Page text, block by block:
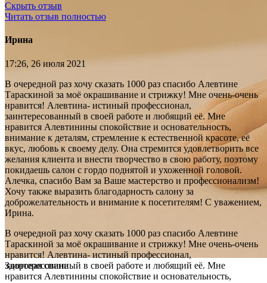
Здоровая спина
Скрыть отзыв
Читать отзыв полностью
Ирина
17:26, 26 июля 2021
В очередной раз хочу сказать 1000 раз спасибо Алевтине
Тараскиной за моё окрашивание и стрижку! Мне очень-очень
нравится! Алевтина- истиный профессионал,
заинтересованный в своей работе и любящий её. Мне
нравится Алевтинины спокойствие и основательность,
внимание к деталям, стремление к естественной красоте, её
вкус, любовь к своему делу. Она стремится удовлетворить все
желания клиента и внести творчество в свою работу, поэтому
покидаешь салон с гордо поднятой и ухоженной головой.
Алечка, спасибо Вам за Ваше мастерство и профессионализм!
Хочу также выразить благодарность салону за
доброжелательность и внимание к посетителям! С уважением,
Ирина.
В очередной раз хочу сказать 1000 раз спасибо Алевтине
Тараскиной за моё окрашивание и стрижку! Мне очень-очень
нравится! Алевтина- истиный профессионал,
заинтересованный в своей работе и любящий её. Мне
нравится Алевтинины спокойствие и основательность,